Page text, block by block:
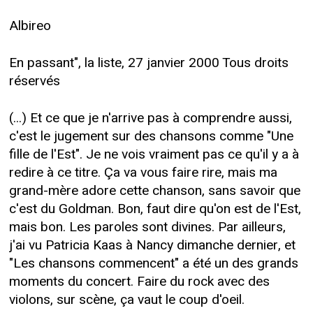
Albireo
En passant", la liste, 27 janvier 2000 Tous droits
réservés
(...) Et ce que je n'arrive pas à comprendre aussi,
c'est le jugement sur des chansons comme "Une
fille de l'Est". Je ne vois vraiment pas ce qu'il y a à
redire à ce titre. Ça va vous faire rire, mais ma
grand-mère adore cette chanson, sans savoir que
c'est du Goldman. Bon, faut dire qu'on est de l'Est,
mais bon. Les paroles sont divines. Par ailleurs,
j'ai vu Patricia Kaas à Nancy dimanche dernier, et
"Les chansons commencent" a été un des grands
moments du concert. Faire du rock avec des
violons, sur scène, ça vaut le coup d'oeil.